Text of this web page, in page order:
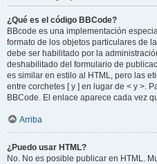
¿Qué es el código BBCode?
BBcode es una implementación
formato de los objetos particulares de
debe ser habilitado por la
deshabilitado del formulario de
es similar en estilo al HTML, pero las
entre corchetes [ y ] en lugar de < y >.
BBCode. El enlace aparece cada vez
Arriba
¿Puedo usar HTML?
No. No es posible publicar en HTML.